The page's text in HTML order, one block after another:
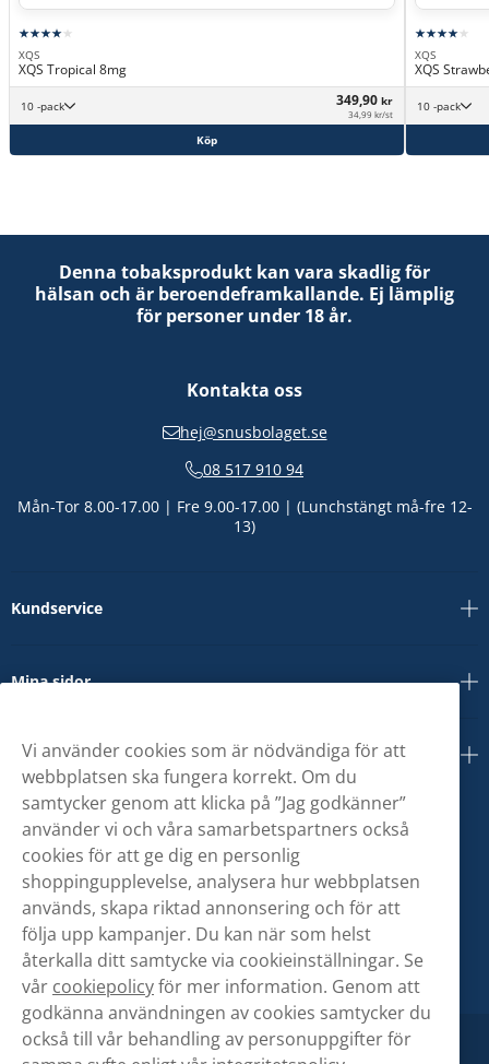
XQS
XQS Tropical 8mg
10 -pack 349,90 kr
34,99 kr/st
Köp
XQS
XQS
10 -pack
Denna tobaksprodukt kan vara skadlig för
hälsan och är beroendeframkallande. Ej lämplig
för personer under 18 år.
Kontakta oss
hej@snusbolaget.se
08 517 910 94
Mån-Tor 8.00-17.00 | Fre 9.00-17.00 | (Lunchstängt må-fre 12-
13)
Kundservice
Mina sidor
Om oss
Vi använder cookies som är nödvändiga för att
webbplatsen ska fungera korrekt. Om du
samtycker genom att klicka på ”Jag godkänner”
använder vi och våra samarbetspartners också
cookies för att ge dig en personlig
shoppingupplevelse, analysera hur webbplatsen
används, skapa riktad annonsering och för att
följa upp kampanjer. Du kan när som helst
återkalla ditt samtycke via cookieinställningar. Se
vår cookiepolicyför mer information. Genom att
godkänna användningen av cookies samtycker du
också till vår behandling av personuppgifter för